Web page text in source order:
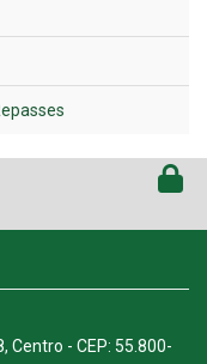
Centro - CEP: 55.800-